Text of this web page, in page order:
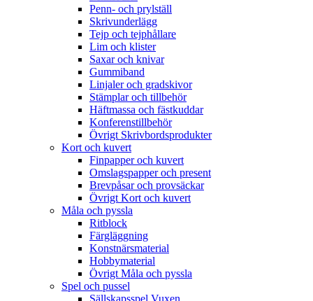
Penn- och prylställ
Skrivunderlägg
Tejp och tejphållare
Lim och klister
Saxar och knivar
Gummiband
Linjaler och gradskivor
Stämplar och tillbehör
Häftmassa och fästkuddar
Konferenstillbehör
Övrigt Skrivbordsprodukter
Kort och kuvert
Finpapper och kuvert
Omslagspapper och present
Brevpåsar och provsäckar
Övrigt Kort och kuvert
Måla och pyssla
Ritblock
Färgläggning
Konstnärsmaterial
Hobbymaterial
Övrigt Måla och pyssla
Spel och pussel
Sällskapsspel Vuxen